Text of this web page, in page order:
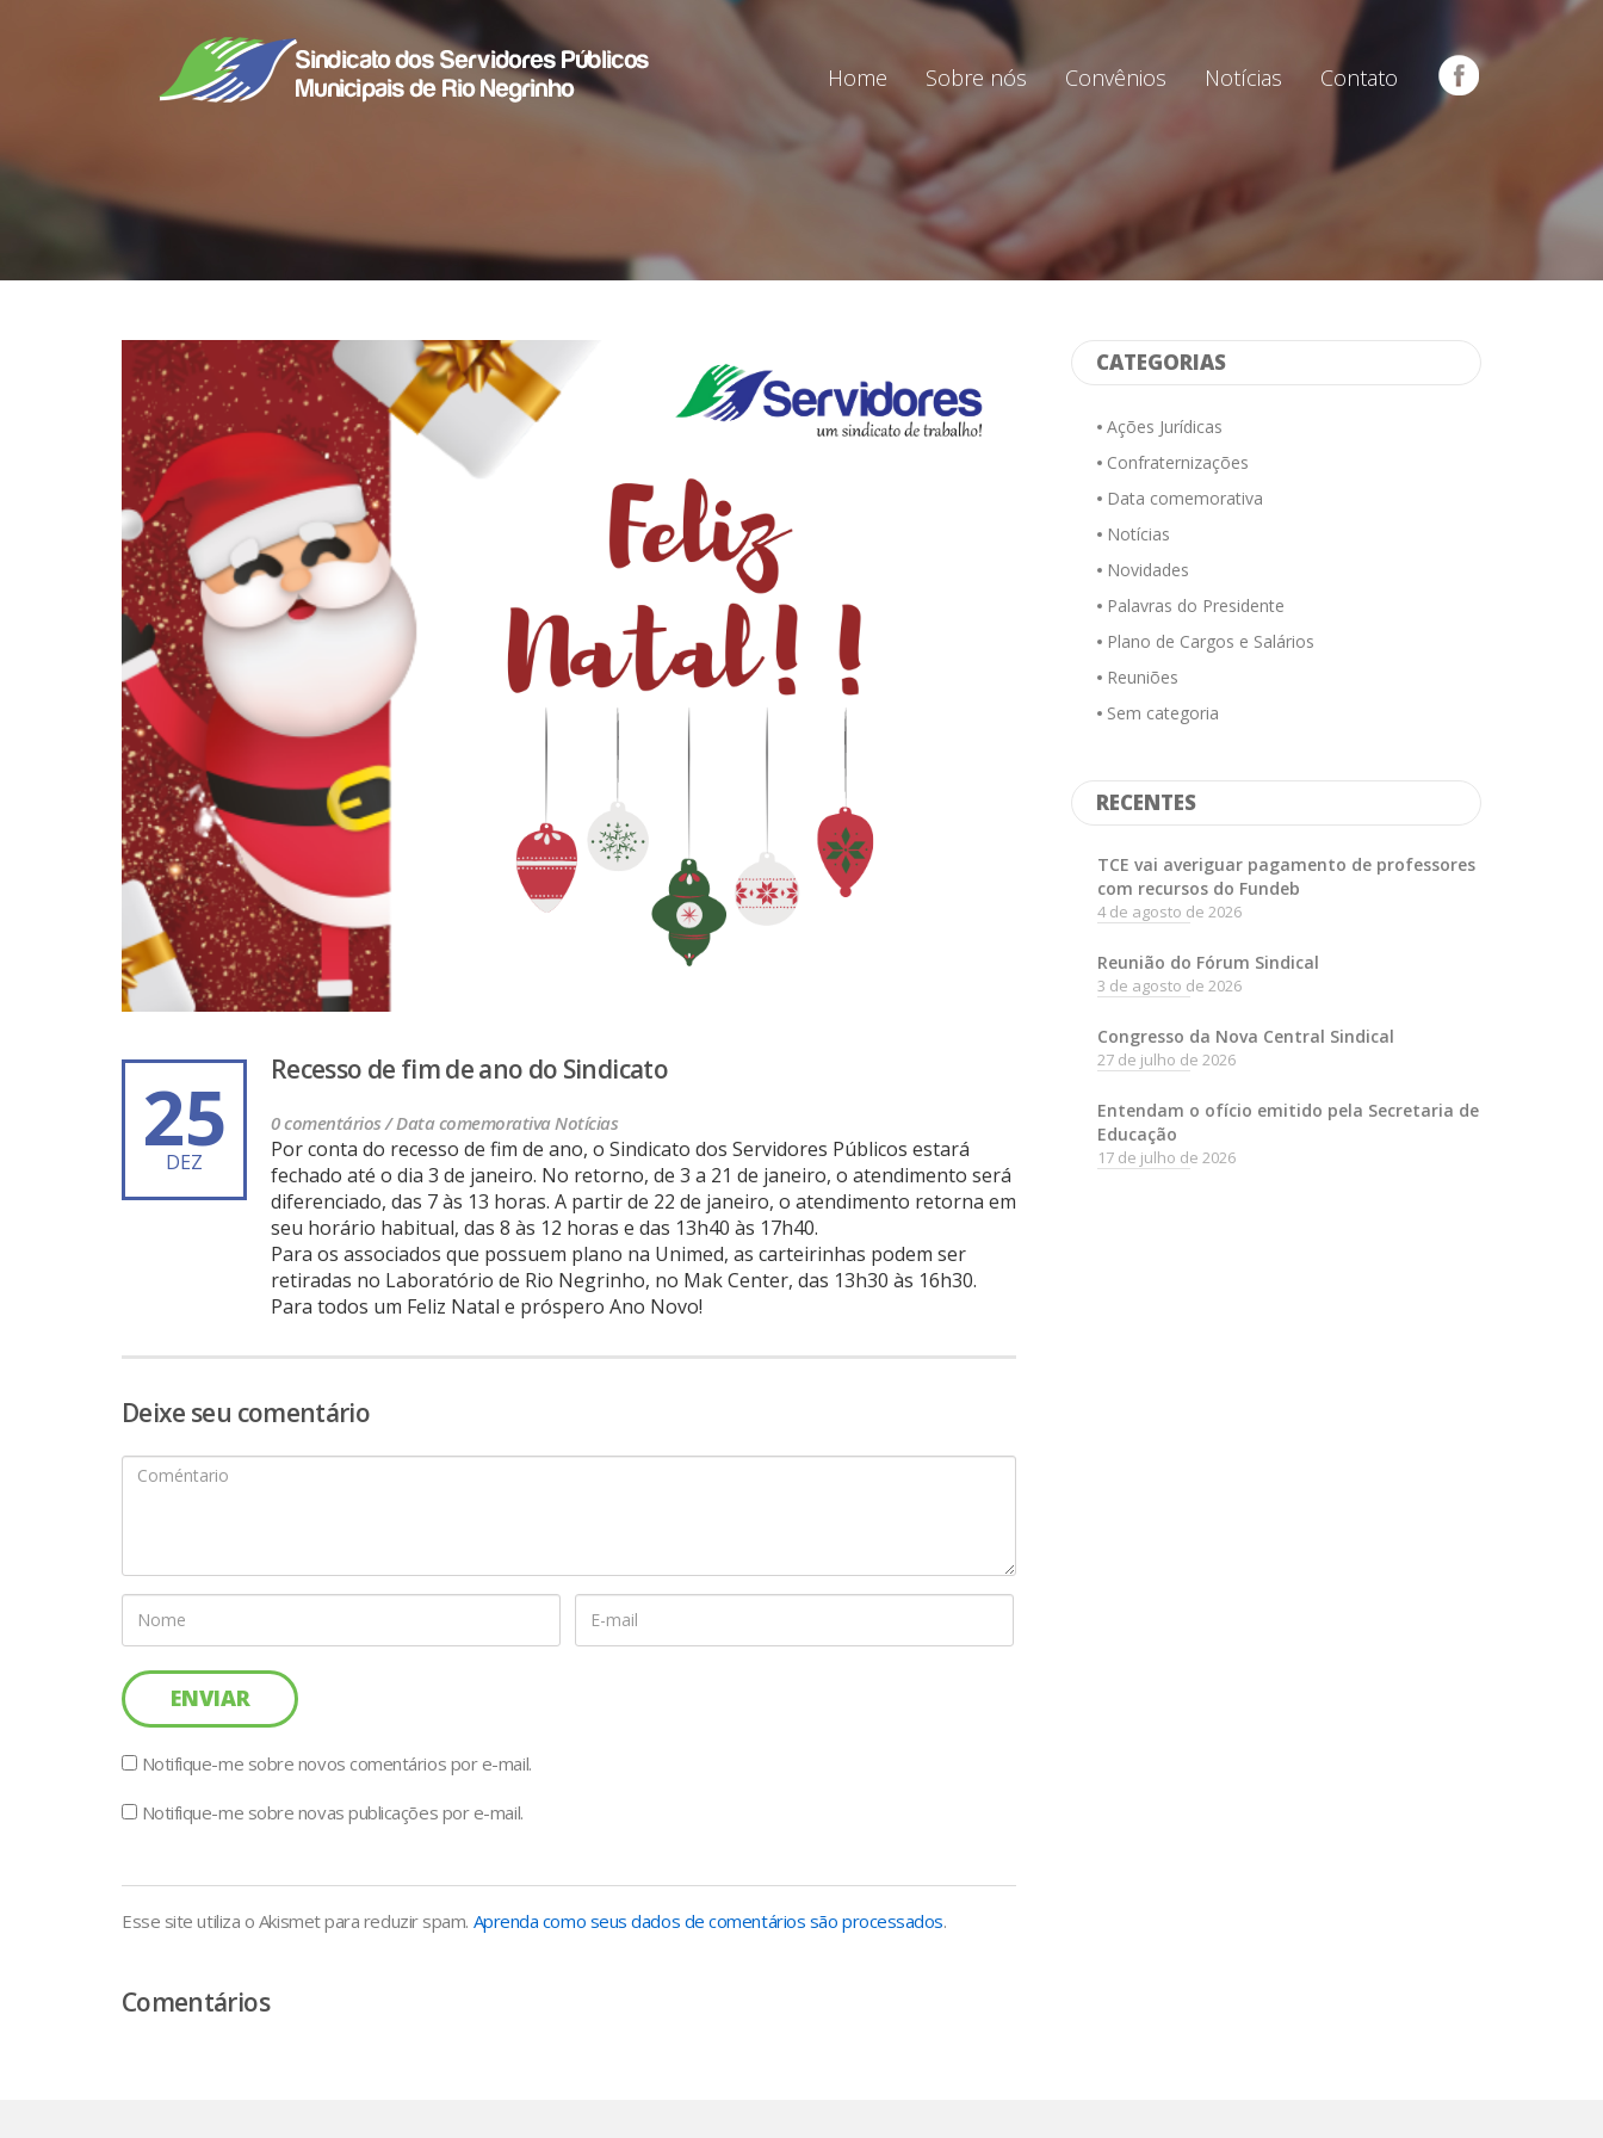
Home Sobre nós Convênios Notícias Contato
CATEGORIAS
Ações Jurídicas
Confraternizações
Data comemorativa
Notícias
Novidades
Palavras do Presidente
Plano de Cargos e Salários
Reuniões
Sem categoria
RECENTES
TCE vai averiguar pagamento de professores
com recursos do Fundeb
4 de agosto de 2026
Reunião do Fórum Sindical
3 de agosto de 2026
Congresso da Nova Central Sindical
27 de julho de 2026
Entendam o ofício emitido pela Secretaria de
Educação
17 de julho de 2026
25
DEZ
Recesso de fim de ano do Sindicato
0 comentários /Data comemorativa Notícias
Por conta do recesso de fim de ano, o Sindicato dos Servidores Públicos estará
fechado até o dia 3 de janeiro. No retorno, de 3 a 21 de janeiro, o atendimento será
diferenciado, das 7 às 13 horas. A partir de 22 de janeiro, o atendimento retorna em
seu horário habitual, das 8 às 12 horas e das 13h40 às 17h40.
Para os associados que possuem plano na Unimed, as carteirinhas podem ser
retiradas no Laboratório de Rio Negrinho, no Mak Center, das 13h30 às 16h30.
Para todos um Feliz Natal e próspero Ano Novo!
Deixe seu comentário
Notifique-me sobre novos comentários por e-mail.
Notifique-me sobre novas publicações por e-mail.
Esse site utiliza o Akismet para reduzir spam. Aprenda como seus dados de comentários são processados.
Comentários